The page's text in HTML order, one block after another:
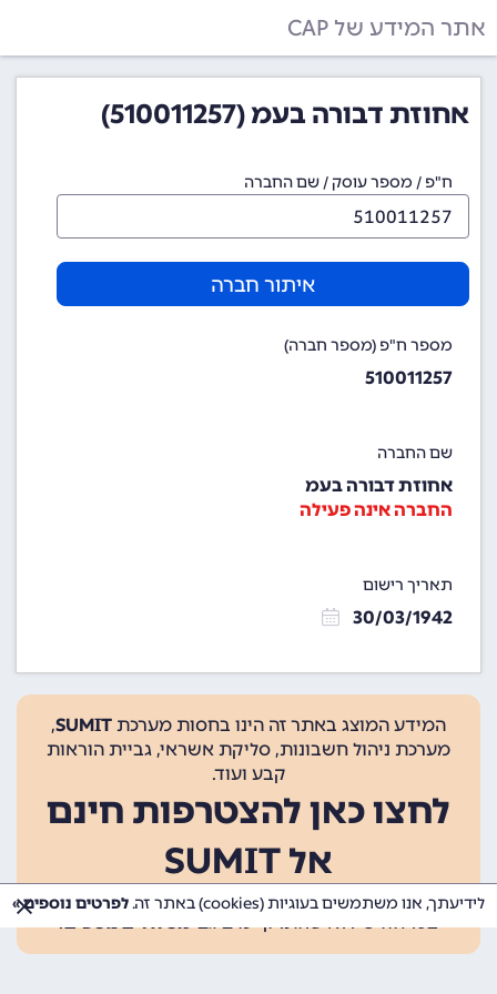
אתר המידע של CAP
אחוזת דבורה בעמ (510011257)
ח"פ / מספר עוסק / שם החברה
איתור חברה
מספר ח"פ (מספר חברה)
510011257
שם החברה
אחוזת דבורה בעמ
החברה אינה פעילה
תאריך רישום
30/03/1942
המידע המוצג באתר זה הינו בחסות מערכת SUMIT
,
מערכת ניהול חשבונות, סליקת אשראי, גביית הוראות
קבע ועוד.
לחצו כאן להצטרפות חינם
אל SUMIT
ההצטרפות אינה כרוכה בתשלום, ומאפשרת 10 פעולות
בכל חודש ללא עלות. קיימים גםמסלולים נוספים.
לידיעתך, אנו משתמשים בעוגיות (cookies) באתר זה. לפרטים נוספים »